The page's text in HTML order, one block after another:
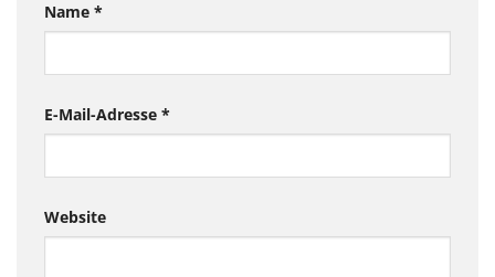
Name *
E-Mail-Adresse *
Website